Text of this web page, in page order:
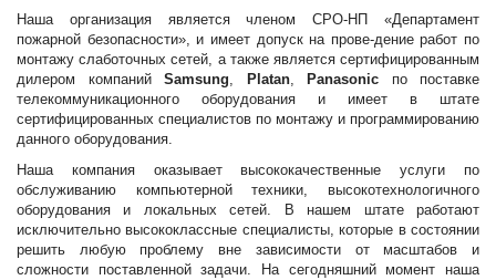
Наша организация является членом СРО-НП «Департамент
пожарной безопасности», и имеет допуск на прове-дение работ по
монтажу слаботочных сетей, а также является сертифицированным
дилером компанийSamsung, Platan, Panasonic по поставке
телекоммуникационного оборудования и имеет в штате
сертифицированных специалистов по монтажу и программированию
данного оборудования.
Наша компания оказывает высококачественные услуги по
обслуживанию компьютерной техники, высокотехнологичного
оборудования и локальных сетей. В нашем штате работают
исключительно высококлассные специалисты, которые в состоянии
решить любую проблему вне зависимости от масштабов и
сложности поставленной задачи. На сегодняшний момент наша